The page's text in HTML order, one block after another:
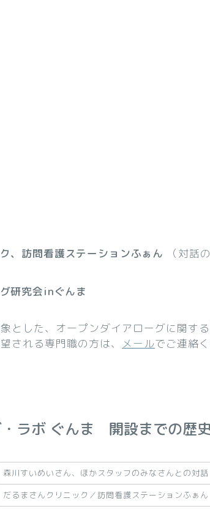
師
、訪問看護ステーションふぁん （対話
研究会inぐんま
とした、オープンダイアローグに関す
される専門職の方は、 メールでご連絡
ラボ ぐんま 開設までの歴
森川すいめいさん、ほかスタッフのみなさんとの対話
だるまさんクリニック／訪問看護ステーションふぁ